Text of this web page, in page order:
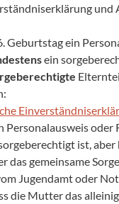
Geburtstag ein
ein
Personalausweis
ist,
das gemeinsame
Jugendamt oder
die Mutter das